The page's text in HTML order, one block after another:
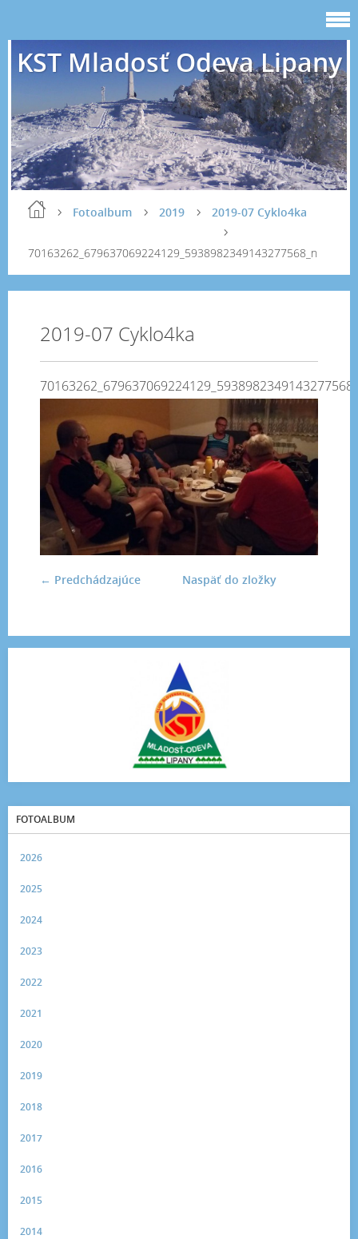
KST Mladosť Odeva Lipany
Fotoalbum 2019 2019-07 Cyklo4ka
70163262_679637069224129_5938982349143277568_n
2019-07 Cyklo4ka
← Predchádzajúce Naspäť do zložky
FOTOALBUM
2026
2025
2024
2023
2022
2021
2020
2019
2018
2017
2016
2015
2014